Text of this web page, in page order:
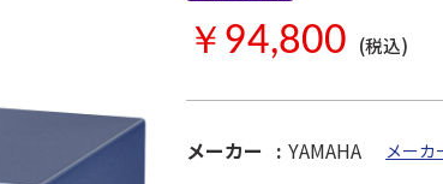
￥94,800 (税込)
メーカー YAMAHA メーカ